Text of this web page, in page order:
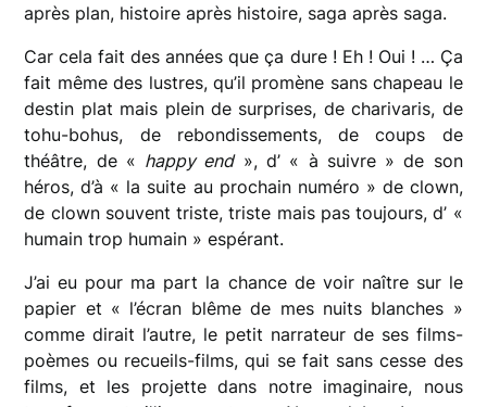
après plan, histoire après histoire, saga après saga.
Car cela fait des années que ça dure ! Eh ! Oui ! … Ça
fait même des lustres, qu’il promène sans chapeau le
destin plat mais plein de surprises, de charivaris, de
tohu-bohus, de rebondissements, de coups de
théâtre, de « happy end», d’ « à suivre » de son
héros, d’à « la suite au prochain numéro » de clown,
de clown souvent triste, triste mais pas toujours, d’ «
humain trop humain » espérant.
J’ai eu pour ma part la chance de voir naître sur le
papier et « l’écran blême de mes nuits blanches »
comme dirait l’autre, le petit narrateur de ses films-
poèmes ou recueils-films, qui se fait sans cesse des
films, et les projette dans notre imaginaire, nous